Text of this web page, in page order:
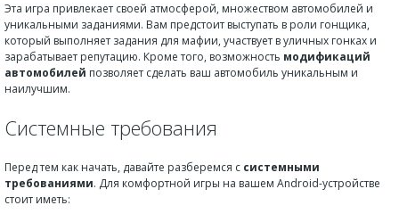
Эта игра привлекает своей атмосферой, множеством автомобилей и
уникальными заданиями. Вам предстоит выступать в роли гонщика,
который выполняет задания для мафии, участвует в уличных гонках и
зарабатывает репутацию. Кроме того, возможность модификаций
автомобилей позволяет сделать ваш автомобиль уникальным и
наилучшим.
Системные требования
Перед тем как начать, давайте разберемся с системными
требованиями. Для комфортной игры на вашем Android-устройстве
стоит иметь: